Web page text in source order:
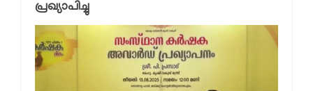
പ്രഖ്യാപിച്ചു